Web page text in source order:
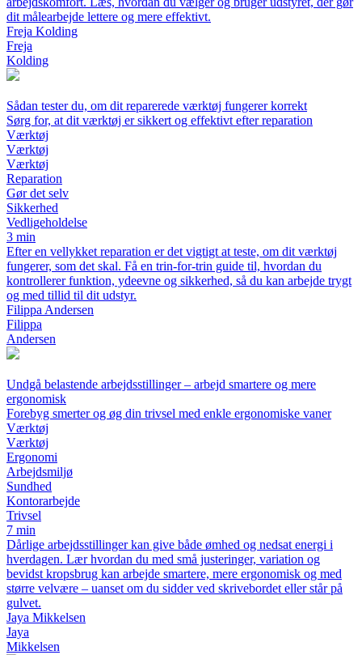
dit målearbejde lettere og mere effektivt.
Freja Kolding
Freja
Kolding
Sådan tester du, om dit reparerede værktøj fungerer korrekt
Sørg for, at dit værktøj er sikkert og effektivt efter reparation
Værktøj
Værktøj
Værktøj
Reparation
Gør det selv
Sikkerhed
Vedligeholdelse
3 min
Efter en vellykket reparation er det vigtigt at teste, om dit værktøj
fungerer, som det skal. Få en trin-for-trin guide til, hvordan du
kontrollerer funktion, ydeevne og sikkerhed, så du kan arbejde trygt
og med tillid til dit udstyr.
Filippa Andersen
Filippa
Andersen
Undgå belastende arbejdsstillinger – arbejd smartere og mere
ergonomisk
Forebyg smerter og øg din trivsel med enkle ergonomiske vaner
Værktøj
Værktøj
Ergonomi
Arbejdsmiljø
Sundhed
Kontorarbejde
Trivsel
7 min
Dårlige arbejdsstillinger kan give både ømhed og nedsat energi i
hverdagen. Lær hvordan du med små justeringer, variation og
bevidst kropsbrug kan arbejde smartere, mere ergonomisk og med
større velvære – uanset om du sidder ved skrivebordet eller står på
gulvet.
Jaya Mikkelsen
Jaya
Mikkelsen